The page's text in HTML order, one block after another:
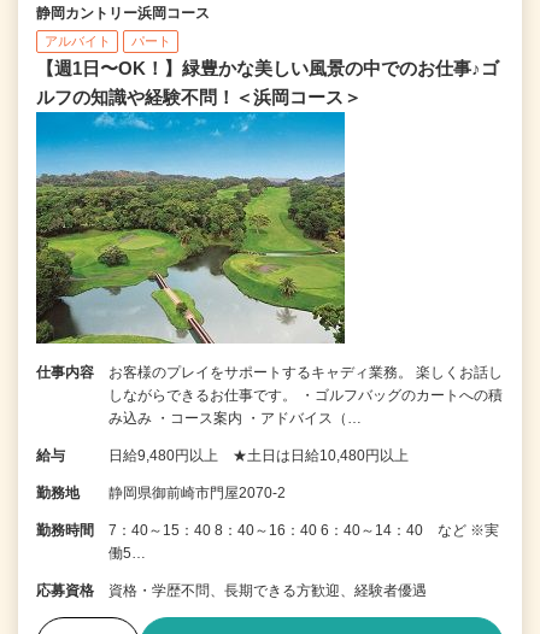
静岡カントリー浜岡コース
アルバイト パート
【週1日〜OK！】緑豊かな美しい風景の中でのお仕事♪ゴ
ルフの知識や経験不問！＜浜岡コース＞
仕事内容
お客様のプレイをサポートするキャディ業務。 楽しくお話し
しながらできるお仕事です。 ・ゴルフバッグのカートへの積
み込み ・コース案内 ・アドバイス（…
給与 日給9,480円以上 ★土日は日給10,480円以上
勤務地 静岡県御前崎市門屋2070-2
勤務時間
7：40～15：40 8：40～16：40 6：40～14：40 など ※実
働5…
応募資格 資格・学歴不問、長期できる方歓迎、経験者優遇